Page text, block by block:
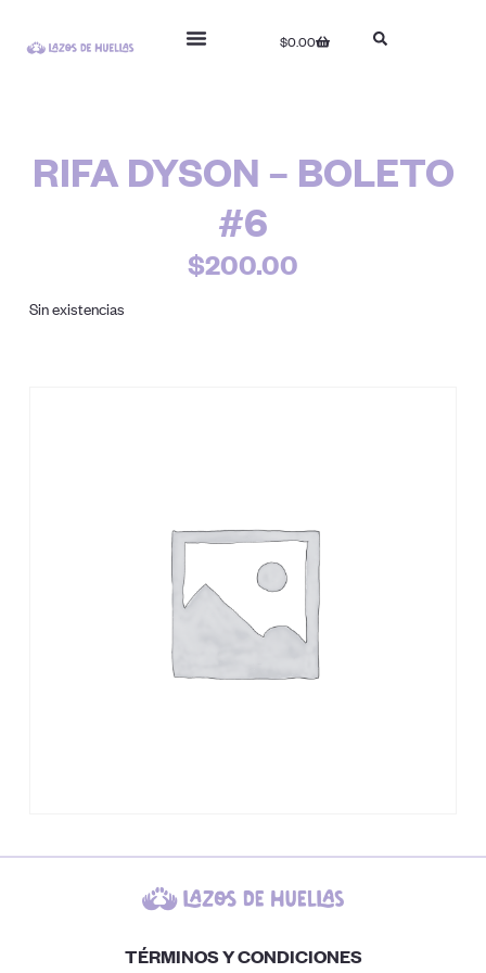
$0.00
RIFA DYSON – BOLETO
#6
$200.00
Sin existencias
TÉRMINOS Y CONDICIONES